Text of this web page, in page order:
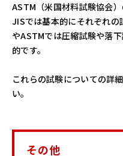
ASTM（米国材料試験協会）
JISでは基本的にそれぞれ
やASTMでは圧縮試験や落
的です。
これらの試験についての詳
い。
その他